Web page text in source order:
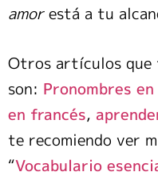
amorestá a tu
Otros artículos que
son: Pronombres
en francés,
te recomiendo ver
“Vocabulario